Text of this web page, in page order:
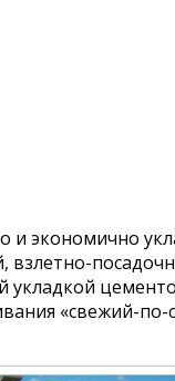
и экономично
взлетно-
укладкой
«свежий-по-